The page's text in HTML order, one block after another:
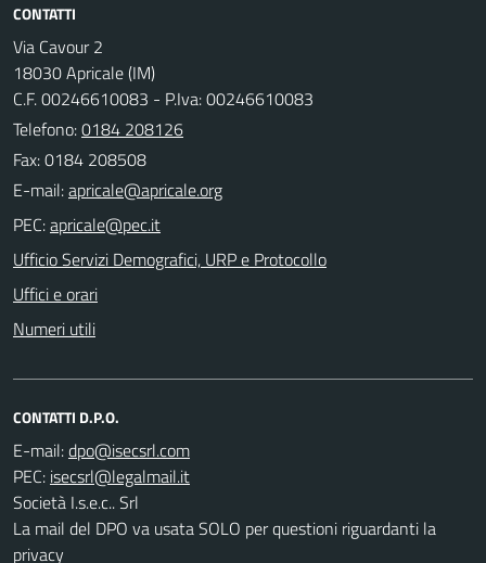
CONTATTI
Via Cavour 2
18030 Apricale (IM)
C.F. 00246610083 - P.Iva: 00246610083
Telefono:0184 208126
Fax: 0184 208508
E-mail:
PEC:
Ufficio Servizi Demografici, URP e Protocollo
Uffici e orari
Numeri utili
CONTATTI D.P.O.
E-mail:
PEC:
Società I.s.e.c.. Srl
La mail del DPO va usata SOLO per questioni riguardanti la
privacy